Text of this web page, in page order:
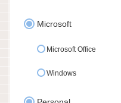
Microsoft
Microsoft Office
Windows